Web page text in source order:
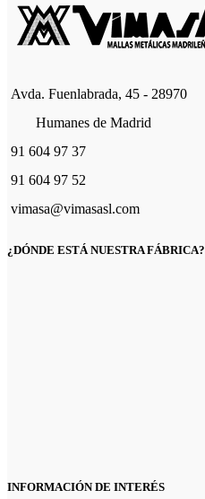
Avda. Fuenlabrada, 45 - 28970
Humanes de Madrid
91 604 97 37
91 604 97 52
vimasa@vimasasl.com
¿DÓNDE ESTÁ NUESTRA FÁBRICA?
INFORMACIÓN DE INTERÉS